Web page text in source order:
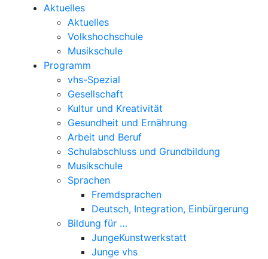
Aktuelles
Aktuelles
Volkshochschule
Musikschule
Programm
vhs-Spezial
Gesellschaft
Kultur und Kreativität
Gesundheit und Ernährung
Arbeit und Beruf
Schulabschluss und Grundbildung
Musikschule
Sprachen
Fremdsprachen
Deutsch, Integration, Einbürgerung
Bildung für …
JungeKunstwerkstatt
Junge vhs